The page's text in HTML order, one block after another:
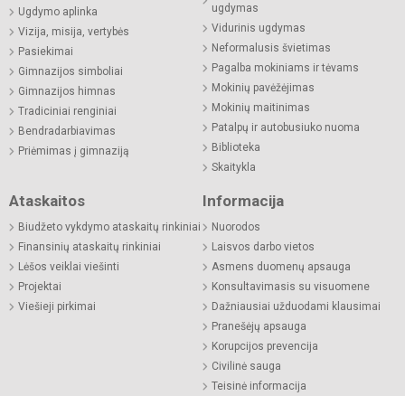
Ugdymo aplinka
Vizija, misija, vertybės
Pasiekimai
Gimnazijos simboliai
Gimnazijos himnas
Tradiciniai renginiai
Bendradarbiavimas
Priėmimas į gimnaziją
ugdymas
Vidurinis ugdymas
Neformalusis švietimas
Pagalba mokiniams ir tėvams
Mokinių pavėžėjimas
Mokinių maitinimas
Patalpų ir autobusiuko nuoma
Biblioteka
Skaitykla
Ataskaitos
Biudžeto vykdymo ataskaitų rinkiniai
Finansinių ataskaitų rinkiniai
Lėšos veiklai viešinti
Projektai
Viešieji pirkimai
Informacija
Nuorodos
Laisvos darbo vietos
Asmens duomenų apsauga
Konsultavimasis su visuomene
Dažniausiai užduodami klausimai
Pranešėjų apsauga
Korupcijos prevencija
Civilinė sauga
Teisinė informacija